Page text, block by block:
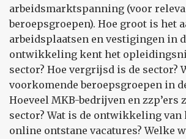
arbeidsmarktspanning (voor
beroepsgroepen). Hoe groot is het
arbeidsplaatsen en vestigingen in
ontwikkeling kent het
sector? Hoe vergrijsd is de sector?
voorkomende beroepsgroepen in
Hoeveel MKB-bedrijven en zzp’ers
sector? Wat is de ontwikkeling van
online ontstane vacatures? Welke